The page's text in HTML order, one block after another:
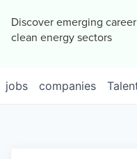
Discover emerging
clean energy sectors
jobs companies